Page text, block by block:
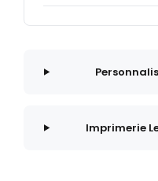
Imprimerie